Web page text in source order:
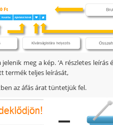
meg a kép. ’A részletes leírás
termék teljes leírását,
az áfás árat tüntetjük fel.